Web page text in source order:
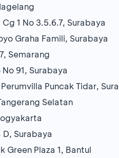
1 No 3.5.6.7, Surabaya
Graha Famili, Surabaya
Semarang
91, Surabaya
Puncak Tidar,
Selatan
Surabaya
Green Plaza 1, Bantul